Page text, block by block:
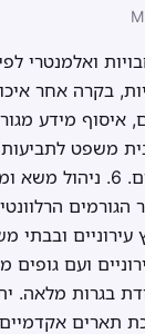
בקרה אחר
חברות הביטוח ועדכון
הממונה. דרישות